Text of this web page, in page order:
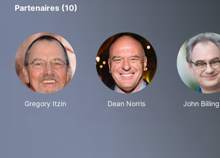
Partenaires (10)
Gregory Itzin Dean Norris John